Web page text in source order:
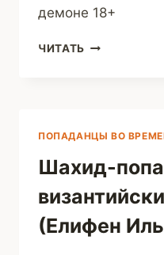
демоне 18+
ЧИТАТЬ СКАЗ
ПОПАДАНЦЫ ВО
Шахид-
(Елифен